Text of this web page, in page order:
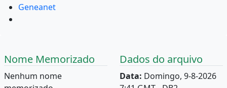
Geneanet
Nome Memorizado
Nenhum nome
Dados do arquivo
Data: Domingo, 9-8-2026